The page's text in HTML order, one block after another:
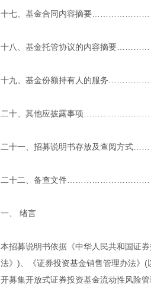
十七、基金合同内容摘要
十八、基金托管协议的内容摘
十九、基金份额持有人的服务
二十、其他应披露事项
二十一、招募说明书存放及查阅
二十二、备查文件
一、 绪言
本招募说明书依据《中华人民共和国证
法》)、《证券投资基金销售管理办法》
开募集开放式证券投资基金流动性风险